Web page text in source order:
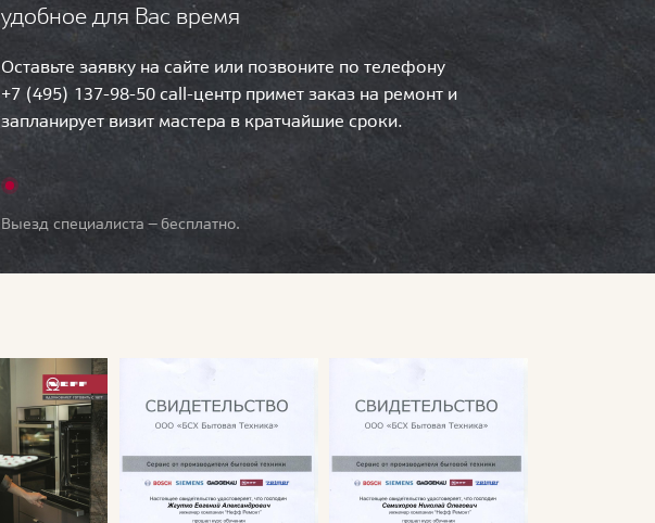
удобное для Вас время
Оставьте заявку на сайте или позвоните по телефону
+7 (495) 137-98-50 call-центр примет заказ на ремонт и
запланирует визит мастера в кратчайшие сроки.
Выезд специалиста — бесплатно.